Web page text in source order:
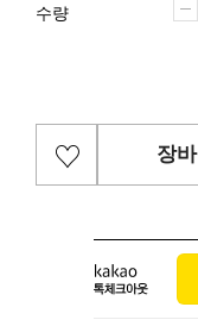
수량
장